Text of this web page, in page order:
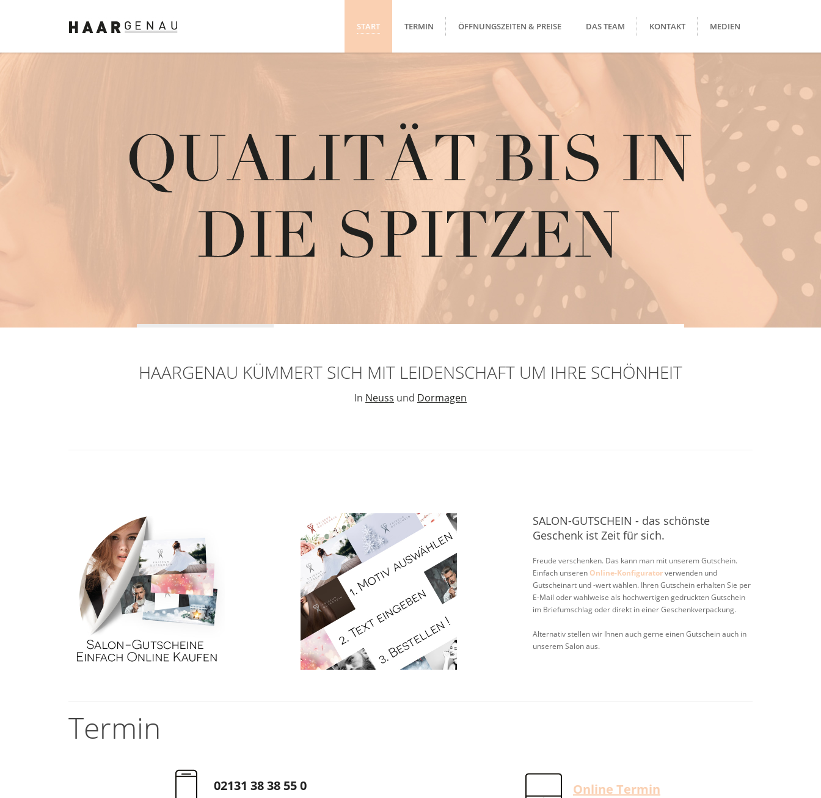
MEDIEN
START TERMIN ÖFFNUNGSZEITEN & PREISE DAS TEAM KONTAKT
HAARGENAU KÜMMERT SICH MIT LEIDENSCHAFT UM IHRE SCHÖNHEIT
In Neuss und Dormagen
SALON-GUTSCHEIN - das schönste
Geschenk ist Zeit für sich.
Freude verschenken. Das kann man mit unserem Gutschein.
Einfach unseren Online-Konfiguratorverwenden und
Gutscheinart und -wert wählen. Ihren Gutschein erhalten Sie per
E-Mail oder wahlweise als hochwertigen gedruckten Gutschein
im Briefumschlag oder direkt in einer Geschenkverpackung.
Alternativ stellen wir Ihnen auch gerne einen Gutschein auch in
unserem Salon aus.
Termin
02131 38 38 55 0 Online Termin